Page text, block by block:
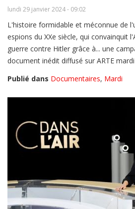
lundi 29 janvier 2024 - 09:02
L'histoire formidable et méconnue de
espions du XXe siècle, qui convainquit
guerre contre Hitler grâce à... une
document inédit diffusé sur ARTE
Publié dans Documentaires, Mardi